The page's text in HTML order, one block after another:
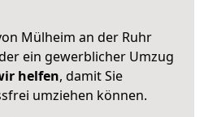
Mülheim an der Ruhr
ein gewerblicher Umzug
helfen, damit Sie
umziehen können.